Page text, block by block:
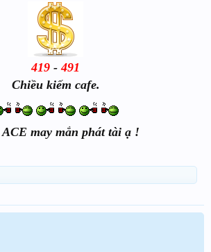
419 -491
Chiều kiếm cafe.
may mắn phát tài ạ !